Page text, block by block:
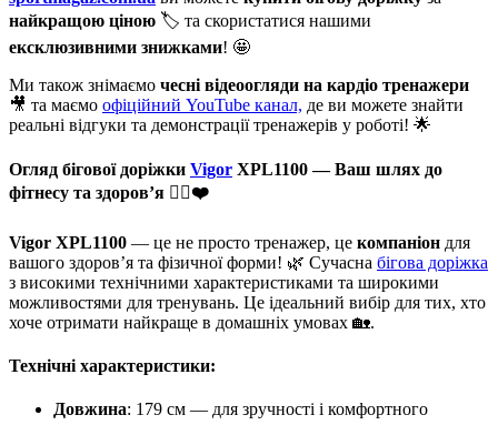
найкращою ціною 🏷️ та скористатися нашими
ексклюзивними знижками! 🤩
Ми також знімаємо чесні відеоогляди на кардіо тренажери
🎥 та маємо офіційний YouTube канал, де ви можете знайти
реальні відгуки та демонстрації тренажерів у роботі! 🌟
Огляд бігової доріжки Vigor XPL1100— Ваш шлях до
фітнесу та здоров’я 🏃‍♀️❤️
Vigor XPL1100 — це не просто тренажер, це компаніон для
вашого здоров’я та фізичної форми! 🌿 Сучасна бігова доріжка
з високими технічними характеристиками та широкими
можливостями для тренувань. Це ідеальний вибір для тих, хто
хоче отримати найкраще в домашніх умовах 🏡.
Технічні характеристики:
Довжина: 179 см — для зручності і комфортного